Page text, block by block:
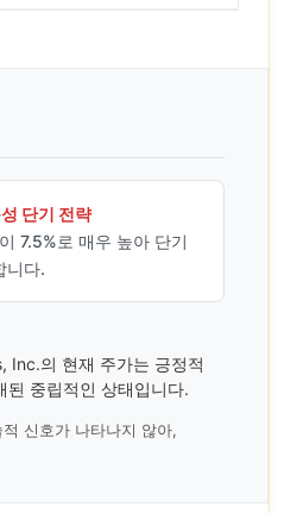
단기 전략
7.5%로 매우 높아 단기
니다.
의 현재 주가는 긍정적
된 중립적인 상태입니다.
신호가 나타나지 않아,